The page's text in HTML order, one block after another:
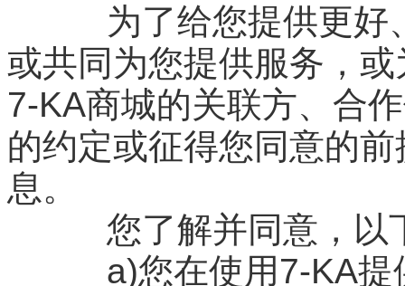
为了给您提供更好
或共同为您提供服务，
7-KA商城的关联方、合
的约定或征得您同意的
息。
您了解并同意，以
a)您在使用7-KA提